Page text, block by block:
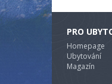
PRO
Homepage
Ubytování
Magazín